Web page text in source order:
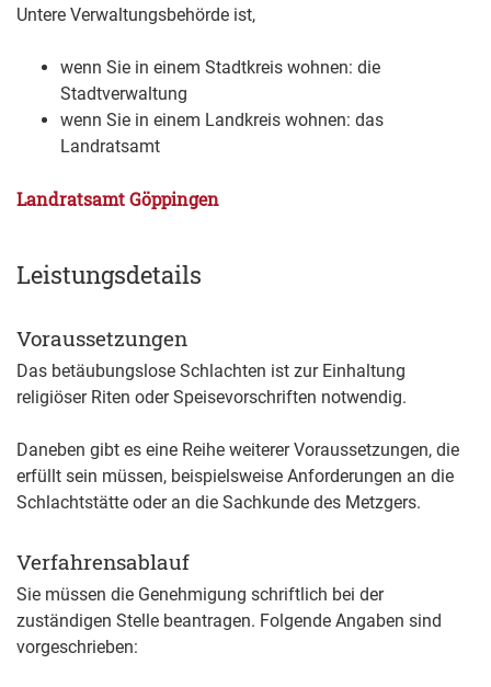
Untere Verwaltungsbehörde ist,
wenn Sie in einem Stadtkreis wohnen: die
Stadtverwaltung
wenn Sie in einem Landkreis wohnen: das
Landratsamt
Landratsamt Göppingen
Leistungsdetails
Voraussetzungen
Das betäubungslose Schlachten ist zur Einhaltung
religiöser Riten oder Speisevorschriften notwendig.
Daneben gibt es eine Reihe weiterer Voraussetzungen, die
erfüllt sein müssen, beispielsweise Anforderungen an die
Schlachtstätte oder an die Sachkunde des Metzgers.
Verfahrensablauf
Sie müssen die Genehmigung schriftlich bei der
zuständigen Stelle beantragen. Folgende Angaben sind
vorgeschrieben: